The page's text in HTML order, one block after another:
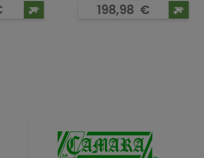
Precio
198,98 €